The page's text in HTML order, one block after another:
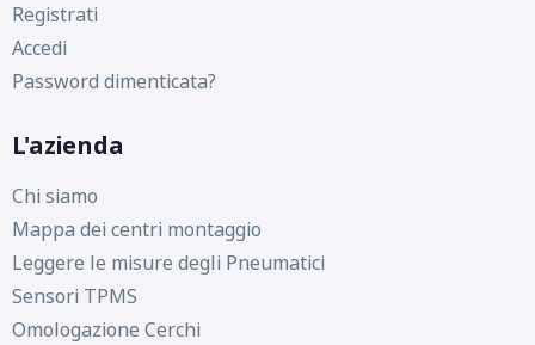
Registrati
Accedi
Password dimenticata?
L'azienda
Chi siamo
Mappa dei centri montaggio
Leggere le misure degli Pneumatici
Sensori TPMS
Omologazione Cerchi